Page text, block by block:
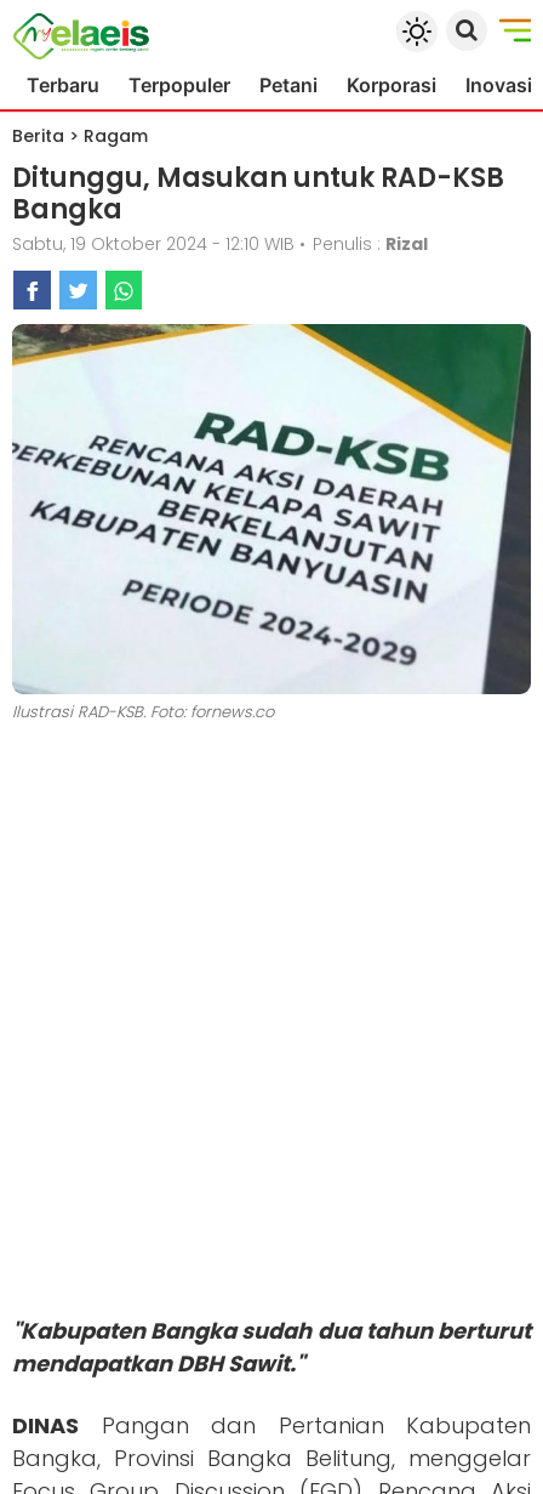
Terbaru Terpopuler Petani Korporasi Inovasi
Berita > Ragam
Ditunggu, Masukan untuk RAD-KSB
Bangka
Sabtu, 19 Oktober 2024 - 12:10 WIB • Penulis : Rizal
Ilustrasi RAD-KSB. Foto: fornews.co
"Kabupaten Bangka sudah dua tahun berturut
mendapatkan DBH Sawit."
DINAS Pangan dan Pertanian Kabupaten
Bangka, Provinsi Bangka Belitung, menggelar